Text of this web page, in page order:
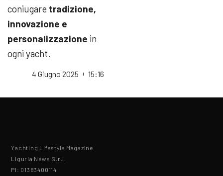
coniugare tradizione,
innovazione e
personalizzazione in
ogni yacht.
4 Giugno 2025 15:16
Yachting Lifestyle Magazine
Liguria News S.r.l.
PI: 01383400114